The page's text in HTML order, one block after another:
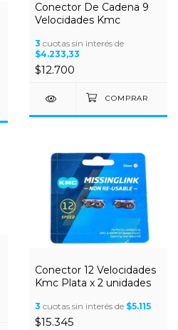
Conector De Cadena 9
Velocidades Kmc
3 cuotas sin interés de
$4.233,33
$12.700
Conector 12 Velocidades
Kmc Plata x 2 unidades
3 cuotas sin interés de $5.115
$15.345